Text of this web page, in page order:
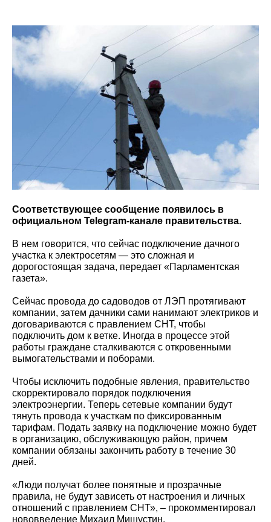
Соответствующее сообщение появилось в
официальном Telegram-канале правительства.
В нем говорится, что сейчас подключение дачного
участка к электросетям — это сложная и
дорогостоящая задача, передает «Парламентская
газета».
Сейчас провода до садоводов от ЛЭП протягивают
компании, затем дачники сами нанимают электриков и
договариваются с правлением СНТ, чтобы
подключить дом к ветке. Иногда в процессе этой
работы граждане сталкиваются с откровенными
вымогательствами и поборами.
Чтобы исключить подобные явления, правительство
скорректировало порядок подключения
электроэнергии. Теперь сетевые компании будут
тянуть провода к участкам по фиксированным
тарифам. Подать заявку на подключение можно будет
в организацию, обслуживающую район, причем
компании обязаны закончить работу в течение 30
дней.
«Люди получат более понятные и прозрачные
правила, не будут зависеть от настроения и личных
отношений с правлением СНТ», – прокомментировал
нововведение Михаил Мишустин.